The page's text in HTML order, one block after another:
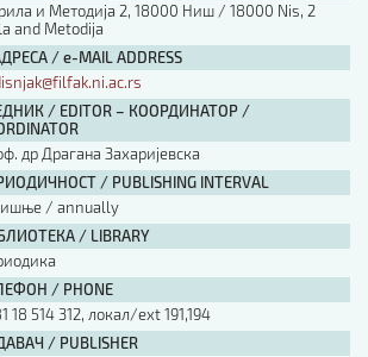
и Методија 2, 18000 Ниш / 18000 Nis, 2
and Metodija
/ e-MAIL ADDRESS
/ EDITOR – КООРДИНАТОР /
др Драгана Захаријевска
/ PUBLISHING INTERVAL
/ annually
/ LIBRARY
/ PHONE
18 514 312, локал/ext 191,194
/ PUBLISHER